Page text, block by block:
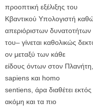
προοπτική εξέλιξης του
Κβαντικού Υπολογιστή
απεριόριστων δυνατοτήτων
του– γίνεται καθολικώς
ον μεταξύ των κάθε
είδους όντων στον
sapiens και homo
sentiens, άρα διαθέτει
ακόμη και τα πιο